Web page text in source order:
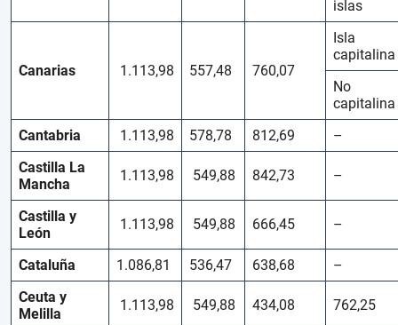
islas
Canarias 1.113,98 557,48 760,07
Isla
capitalina
No
capitalina
Cantabria
1.113,98 578,78 812,69
–
Castilla La
Mancha
1.113,98 549,88 842,73 –
Castilla y
León
1.113,98 549,88 666,45 –
Cataluña 1.086,81 536,47 638,68
–
Ceuta y
Melilla
1.113,98 549,88 434,08 762,25